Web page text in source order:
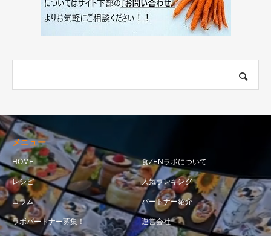
メニュー
HOME 食ZENラボについて
レシピ 人気ランキング
コラム パートナー紹介
ラボパートナー募集！ 運営会社